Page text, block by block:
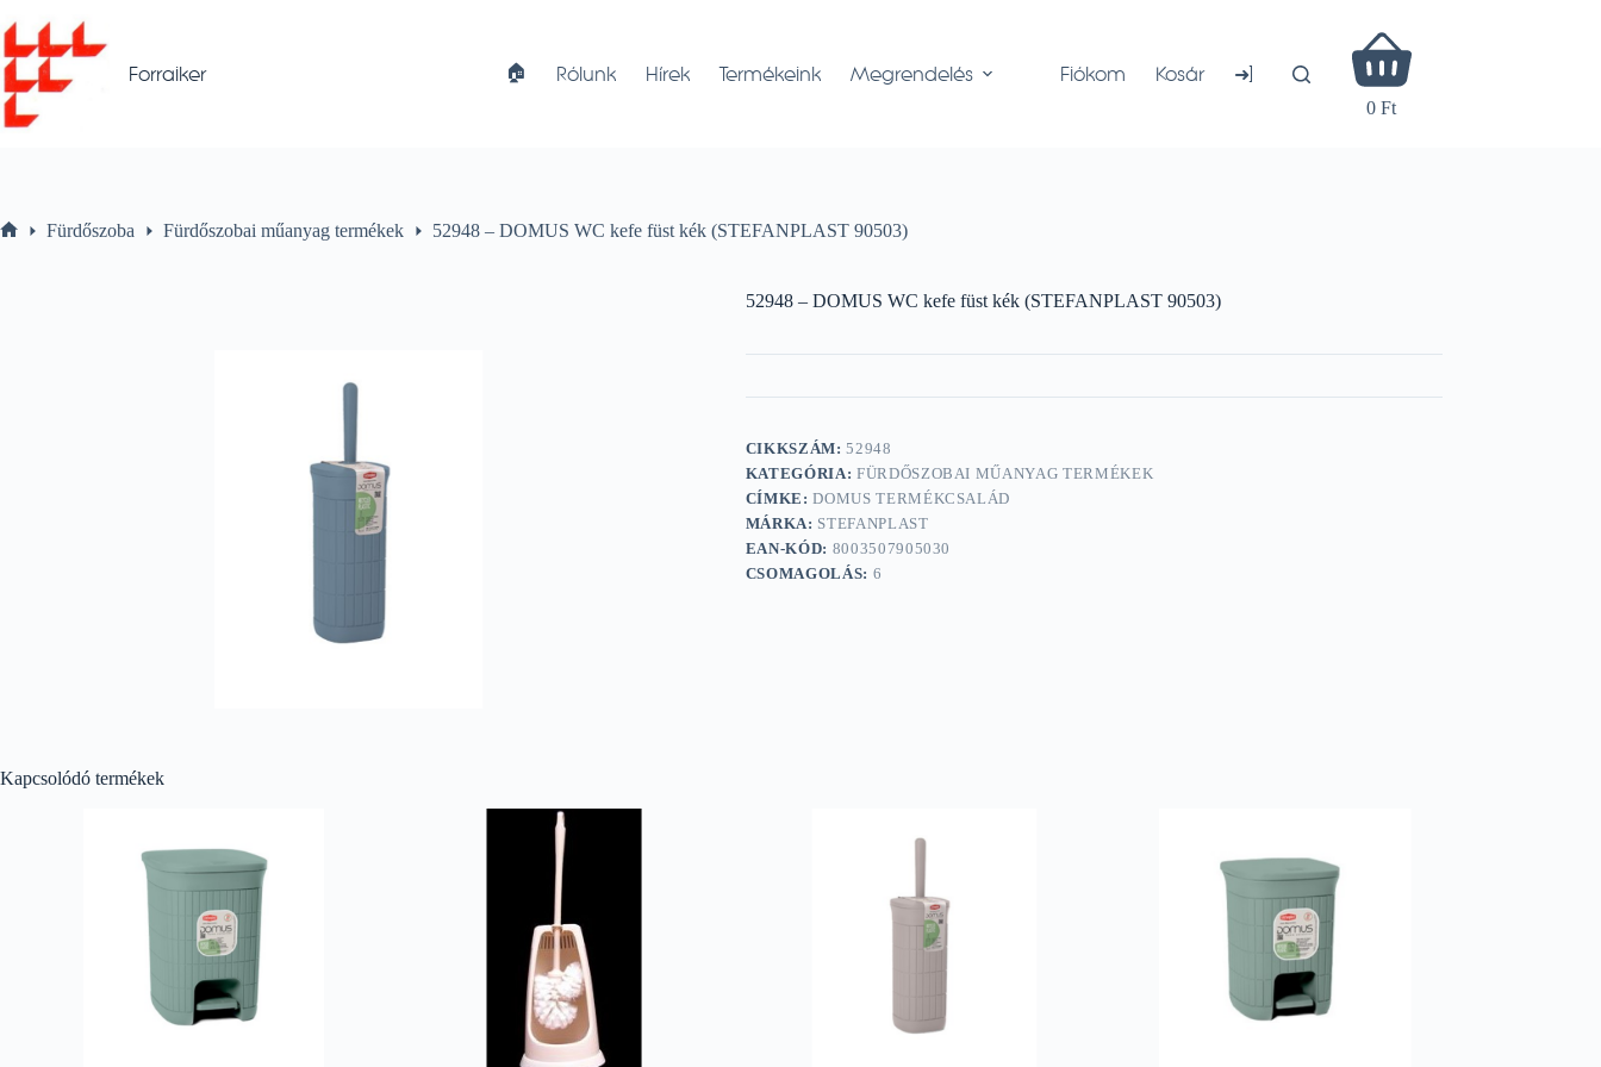
to
content
Forraiker 🏠︎ Rólunk Hírek Termékeink Megrendelés Fiókom Kosár ➜]
Shopping
cart
0 Ft
Fürdőszoba Fürdőszobai műanyag termékek 52948 – DOMUS WC kefe füst kék (STEFANPLAST 90503)
52948 – DOMUS WC kefe füst kék (STEFANPLAST 90503)
CIKKSZÁM:52948
KATEGÓRIA: FÜRDŐSZOBAI MŰANYAG TERMÉKEK
CÍMKE:DOMUS TERMÉKCSALÁD
MÁRKA: STEFANPLAST
EAN-KÓD: 8003507905030
CSOMAGOLÁS: 6
Kapcsolódó termékek